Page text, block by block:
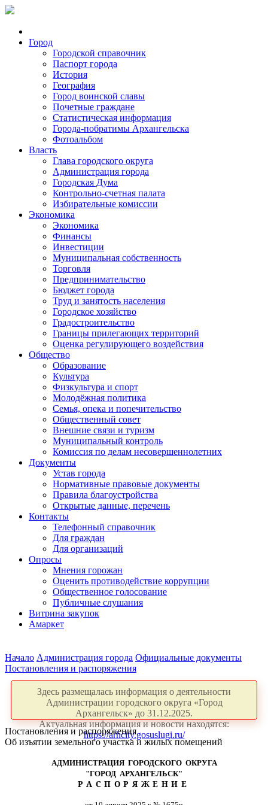
Город
Городской справочник
Паспорт города
История
География
Город воинской славы
Почетные граждане
Статистическая информация
Города-побратимы Архангельска
Фотоальбом
Власть
Глава городского округа
Администрация города
Городская Дума
Контрольно-счетная палата
Избирательные комиссии
Экономика
Экономика
Финансы
Инвестиции
Муниципальная собственность
Торговля
Предпринимательство
Бюджет города
Труд и занятость населения
Городское хозяйство
Градостроительство
Границы прилегающих территорий
Оценка регулирующего воздействия
Общество
Образование
Культура
Физкультура и спорт
Молодёжная политика
Семья, опека и попечительство
Общественный совет
Внешние связи и туризм
Муниципальный контроль
Комиссия по делам несовершеннолетних
Документы
Устав города
Нормативные правовые документы
Правила благоустройства
Открытые данные, перечень
Контакты
Телефонный справочник
Для граждан
Для организаций
Опросы
Мнения горожан
Оценить противодействие коррупции
Общественное голосование
Публичные слушания
Витрина закупок
Амаркет
Начало Администрация города Официальные документы
Постановления и распоряжения
Здесь размещалась информация о деятельности
Администрации городского округа «Город
Архангельск» до 31.12.2025.
Актуальная информация и новости находятся:
https://arhcity.gosuslugi.ru/
Постановления и распоряжения
Об изъятии земельного участка и жилых помещений
АДМИНИСТРАЦИЯ ГОРОДСКОГО ОКРУГА
"ГОРОД АРХАНГЕЛЬСК"
РАСПОРЯЖЕНИЕ